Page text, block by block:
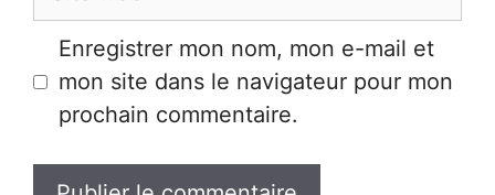
Enregistrer mon nom, mon e-mail et
mon site dans le navigateur pour mon
prochain commentaire.